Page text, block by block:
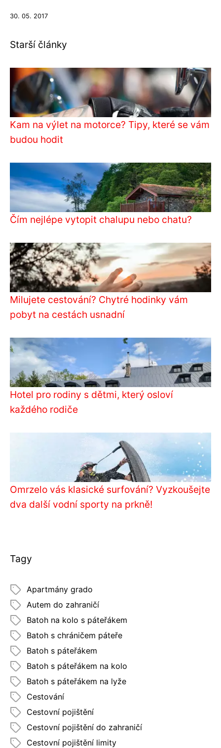
30. 05. 2017
Starší články
Kam na výlet na motorce? Tipy, které se vám
budou hodit
Čím nejlépe vytopit chalupu nebo chatu?
Milujete cestování? Chytré hodinky vám
pobyt na cestách usnadní
Hotel pro rodiny s dětmi, který osloví
každého rodiče
Omrzelo vás klasické surfování? Vyzkoušejte
dva další vodní sporty na prkně!
Tagy
Apartmány grado
Autem do zahraničí
Batoh na kolo s páteřákem
Batoh s chráničem páteře
Batoh s páteřákem
Batoh s páteřákem na kolo
Batoh s páteřákem na lyže
Cestování
Cestovní pojištění
Cestovní pojištění do zahraničí
Cestovní pojištění limity